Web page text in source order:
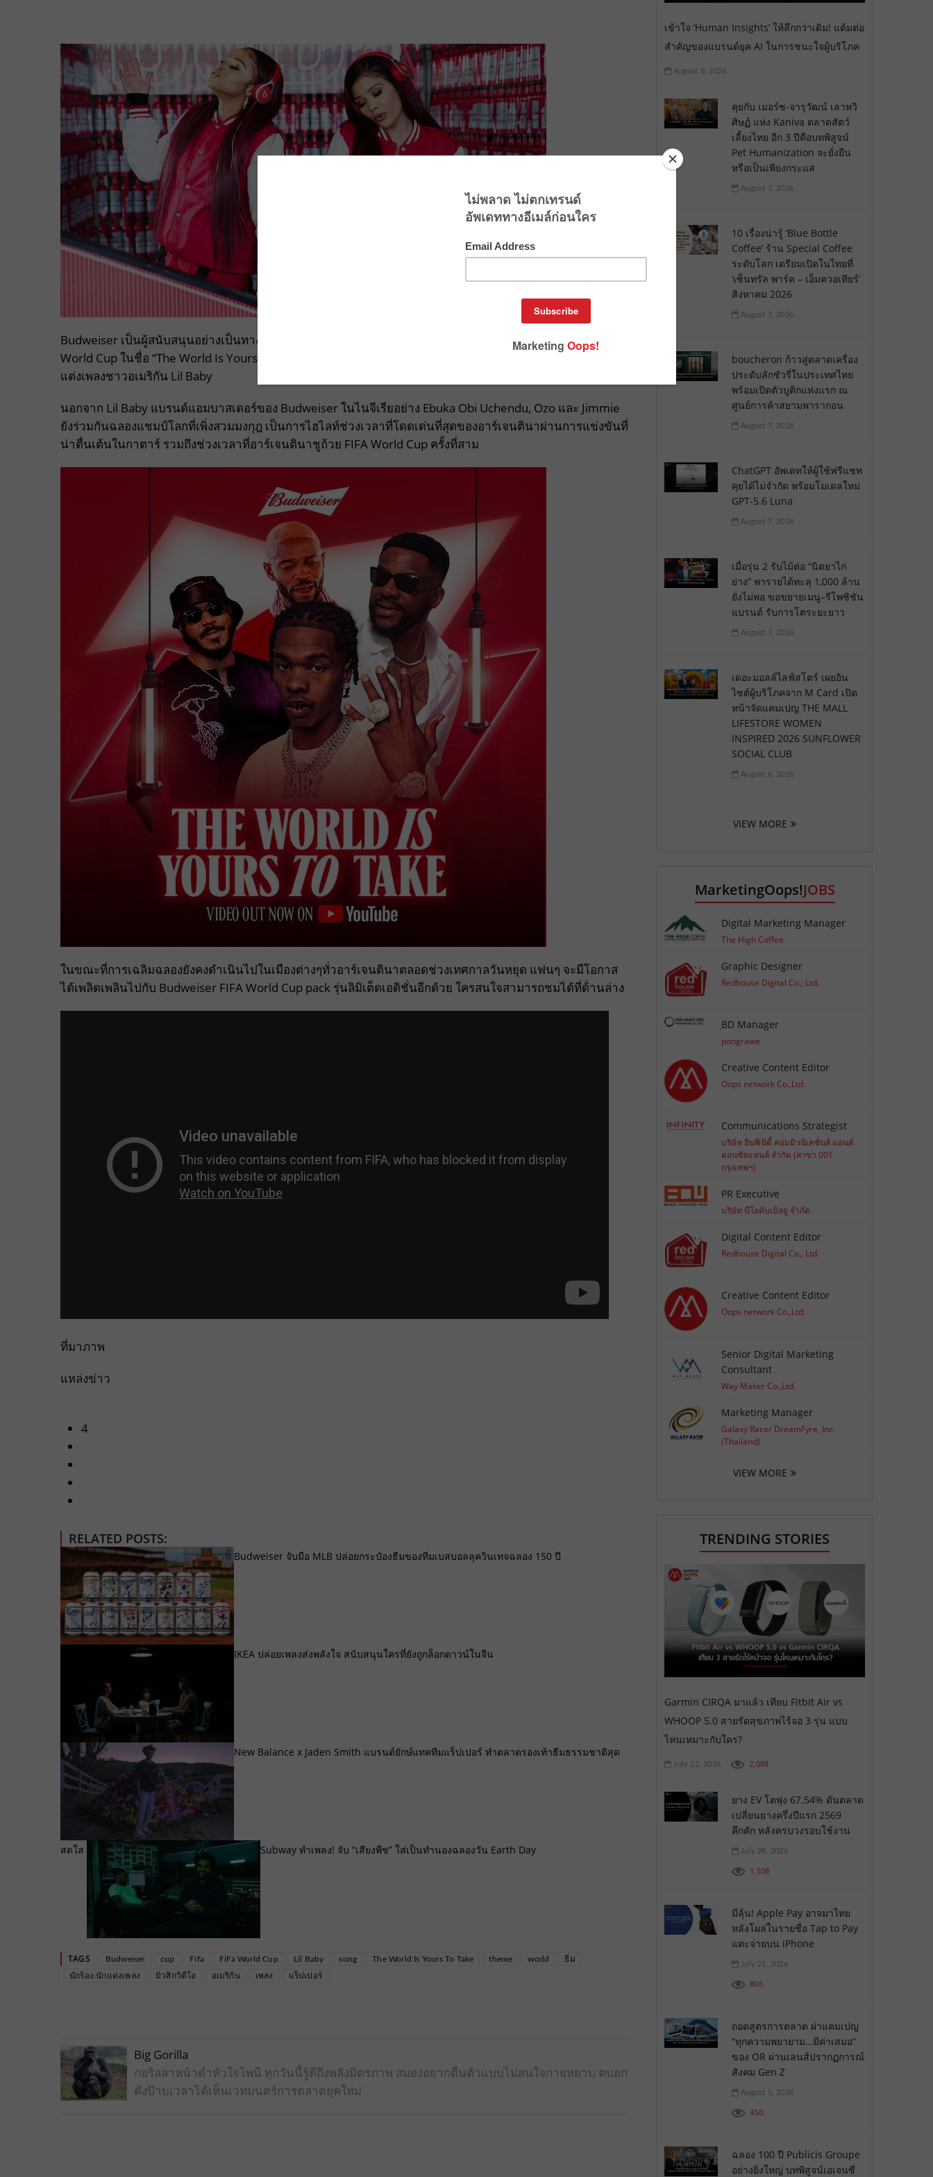
Budweiser เป็นผู้สนับสนุนอย่างเป็นทางการของ FIFA World Cup ปี 2022 ล่าสุดได้ปล่อยมิวสิกวิดีโอเพลงธีม FIFA
World Cup ในชื่อ “The World Is Yours To Take”ซึ่งถ่ายทำระหว่างทัวร์นาเมนต์ พร้อมทั้งแร็ปเปอร์ นักร้อง และนัก
แต่งเพลงชาวอเมริกัน Lil Baby
นอกจาก Lil Baby แบรนด์แอมบาสเดอร์ของ Budweiser ในไนจีเรียอย่าง Ebuka Obi Uchendu, Ozo และ Jimmie
ยังร่วมกันฉลองแชมป์โลกที่เพิ่งสวมมงกุฎ เป็นการไฮไลท์ช่วงเวลาที่โดดเด่นที่สุดของอาร์เจนตินาผ่านการแข่งขันที่
น่าตื่นเต้นในกาตาร์ รวมถึงช่วงเวลาที่อาร์เจนตินาชูถ้วย FIFA World Cup ครั้งที่สาม
ในขณะที่การเฉลิมฉลองยังคงดำเนินไปในเมืองต่างๆทั่วอาร์เจนตินาตลอดช่วงเทศกาลวันหยุด แฟนๆ จะมีโอกาส
ได้เพลิดเพลินไปกับ Budweiser FIFA World Cup pack รุ่นลิมิเต็ดเอดิชั่นอีกด้วย ใครสนใจสามารถชมได้ที่ด้่านล่าง
ที่มาภาพ
แหล่งข่าว
4
RELATED POSTS:
Budweiser จับมือ MLB ปล่อยกระป๋องธีมของทีมเบสบอลลุควินเทจฉลอง 150 ปี
IKEA ปล่อยเพลงส่งพลังใจ สนับสนุนใครที่ยังถูกล็อกดาวน์ในจีน
New Balance x Jaden Smith แบรนด์ยักษ์แทคทีมแร็ปเปอร์ ทำตลาดรองเท้าธีมธรรมชาติสุด
สดใส Subway ทำเพลง! จับ “เสียงพืช” ใส่เป็นทำนองฉลองวัน Earth Day
TAGS Budweiser cup Fifa FiFa World Cup Lil Baby song The World Is Yours To Take theme world
ธีม
นักร้อง.นักแต่งเพลง
มิวสิกวิดีโอ อเมริกัน เพลง แร็ปเปอร์
Big Gorilla
กอริลลาหน้าดำหัวใจโพนี ทุกวันนี้รู้ดีถึงพลังมิตรภาพ สมองอยากตื่นตัวแบบไม่สนใจกายหยาบ ตบอก
ดังป๊าบเวลาได้เห็นเวทมนตร์การตลาดยุคใหม่
เข้าใจ ‘Human Insights’ ให้ลึกกว่าเดิม! แต้มต่อ
สำคัญของแบรนด์ยุค AI ในการชนะใจผู้บริโภค
August 8, 2026
คุยกับ เมอร์ซ-จารุวัฒน์ เลาหวิ
ศิษฏ์ แห่ง Kaniva ตลาดสัตว์
เลี้ยงไทย อีก 3 ปีคือบทพิสูจน์
Pet Humanization จะยั่งยืน
หรือเป็นเพียงกระแส
August 7, 2026
10 เรื่องน่ารู้ ‘Blue Bottle
Coffee’ ร้าน Special Coffee
ระดับโลก เตรียมเปิดในไทยที่
‘เซ็นทรัล พาร์ค – เอ็มควอเทียร์’
สิงหาคม 2026
August 7, 2026
boucheron ก้าวสู่ตลาดเครื่อง
ประดับลักชัวรี่ในประเทศไทย
พร้อมเปิดตัวบูติกแห่งแรก ณ
ศูนย์การค้าสยามพารากอน
August 7, 2026
ChatGPT อัพเดทให้ผู้ใช้ฟรีแชท
คุยได้ไม่จำกัด พร้อมโมเดลใหม่
GPT-5.6 Luna
August 7, 2026
เมื่อรุ่น 2 รับไม้ต่อ “นิตยาไก่
ย่าง” พารายได้ทะลุ 1,000 ล้าน
ยังไม่พอ ขอขยายเมนู–รีโพซิชัน
แบรนด์ รับการโตระยะยาว
August 7, 2026
เดอะมอลล์ไลฟ์สโตร์ เผยอิน
ไซต์ผู้บริโภคจาก M Card เปิด
หน้าจัดแคมเปญ THE MALL
LIFESTORE WOMEN
INSPIRED 2026 SUNFLOWER
SOCIAL CLUB
August 6, 2026
VIEW MORE
MarketingOops!JOBS
Digital Marketing Manager
The High Coffee
Graphic Designer
Redhouse Digital Co., Ltd.
ฺBD Manager
pongrawe
Creative Content Editor
Oops network Co.,Ltd.
Communications Strategist
บริษัท อินฟินิตี้ คอมมิวนิเคชั่นส์ แอนด์
คอนซัลแทนส์ จำกัด (สาขา 001
กรุงเทพฯ)
PR Executive
บริษัท บีโอดับเบิลยู จำกัด
Digital Content Editor
Redhouse Digital Co., Ltd.
Creative Content Editor
Oops network Co.,Ltd.
Senior Digital Marketing
Consultant
Way Maker Co.,Ltd.
Marketing Manager
Galaxy Racer DreamFyre, Inc.
(Thailand)
VIEW MORE
TRENDING STORIES
Garmin CIRQA มาแล้ว เทียบ Fitbit Air vs
WHOOP 5.0 สายรัดสุขภาพไร้จอ 3 รุ่น แบบ
ไหนเหมาะกับใคร?
July 22, 2026 2,088
ยาง EV โตพุ่ง 67.54% ดันตลาด
เปลี่ยนยางครึ่งปีแรก 2569
คึกคัก หลังครบวงรอบใช้งาน
July 28, 2026
1,538
มีลุ้น! Apple Pay อาจมาไทย
หลังโผล่ในรายชื่อ Tap to Pay
แตะจ่ายบน iPhone
July 21, 2026
806
ถอดสูตรการตลาด ผ่าแคมเปญ
“ทุกความพยายาม…มีค่าเสมอ”
ของ OR ผ่านเลนส์ปรากฏการณ์
สังคม Gen Z
August 5, 2026
450
ฉลอง 100 ปี Publicis Groupe
อย่างยิ่งใหญ่ บทพิสูจน์เอเจนซี่